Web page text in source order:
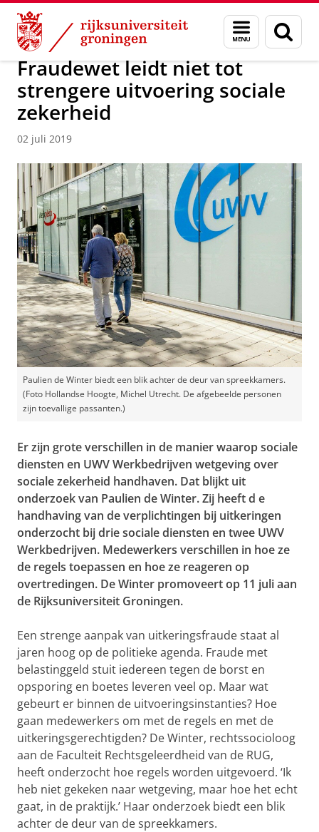
Skip
Content
Skip
Navigation
Menu
en
zoeken
Over ons Actueel Nieuws Nieuwsberichten
Fraudewet leidt niet tot
strengere uitvoering sociale
zekerheid
02 juli 2019
Paulien de Winter biedt een blik achter de deur van spreekkamers.
(Foto Hollandse Hoogte, Michel Utrecht. De afgebeelde personen
zijn toevallige passanten.)
Er zijn grote verschillen in de manier waarop sociale
diensten en UWV Werkbedrijven wetgeving over
sociale zekerheid handhaven. Dat blijkt uit
onderzoek van Paulien de Winter. Zij heeft d e
handhaving van de verplichtingen bij uitkeringen
onderzocht bij drie sociale diensten en twee UWV
Werkbedrijven. Medewerkers verschillen in hoe ze
de regels toepassen en hoe ze reageren op
overtredingen. De Winter promoveert op 11 juli aan
de Rijksuniversiteit Groningen.
Een strenge aanpak van uitkeringsfraude staat al
jaren hoog op de politieke agenda. Fraude met
belastinggeld stuit iedereen tegen de borst en
opsporing en boetes leveren veel op. Maar wat
gebeurt er binnen de uitvoeringsinstanties? Hoe
gaan medewerkers om met de regels en met de
uitkeringsgerechtigden? De Winter, rechtssocioloog
aan de Faculteit Rechtsgeleerdheid van de RUG,
heeft onderzocht hoe regels worden uitgevoerd. ‘Ik
heb niet gekeken naar wetgeving, maar hoe het echt
gaat, in de praktijk.’ Haar onderzoek biedt een blik
achter de deur van de spreekkamers.